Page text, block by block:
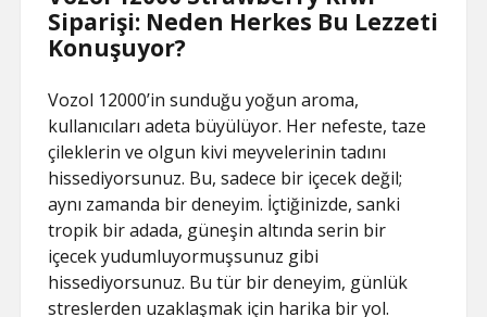
Siparişi: Neden Herkes Bu Lezzeti
Konuşuyor?
Vozol 12000’in sunduğu yoğun aroma,
kullanıcıları adeta büyülüyor. Her nefeste, taze
çileklerin ve olgun kivi meyvelerinin tadını
hissediyorsunuz. Bu, sadece bir içecek değil;
aynı zamanda bir deneyim. İçtiğinizde, sanki
tropik bir adada, güneşin altında serin bir
içecek yudumluyormuşsunuz gibi
hissediyorsunuz. Bu tür bir deneyim, günlük
streslerden uzaklaşmak için harika bir yol.